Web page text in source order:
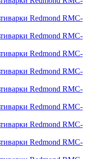
Redmond RMC-
Redmond RMC-
Redmond RMC-
Redmond RMC-
Redmond RMC-
Redmond RMC-
Redmond RMC-
Redmond RMC-